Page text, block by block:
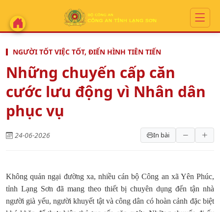
NGƯỜI TỐT VIỆC TỐT, ĐIỂN HÌNH TIÊN TIẾN
Những chuyến cấp căn
cước lưu động vì Nhân dân
phục vụ
24-06-2026 In bài
Không quản ngại đường xa, nhiều cán bộ Công an xã Yên Phúc,
tỉnh Lạng Sơn đã mang theo thiết bị chuyên dụng đến tận nhà
người già yếu, người khuyết tật và công dân có hoàn cảnh đặc biệt